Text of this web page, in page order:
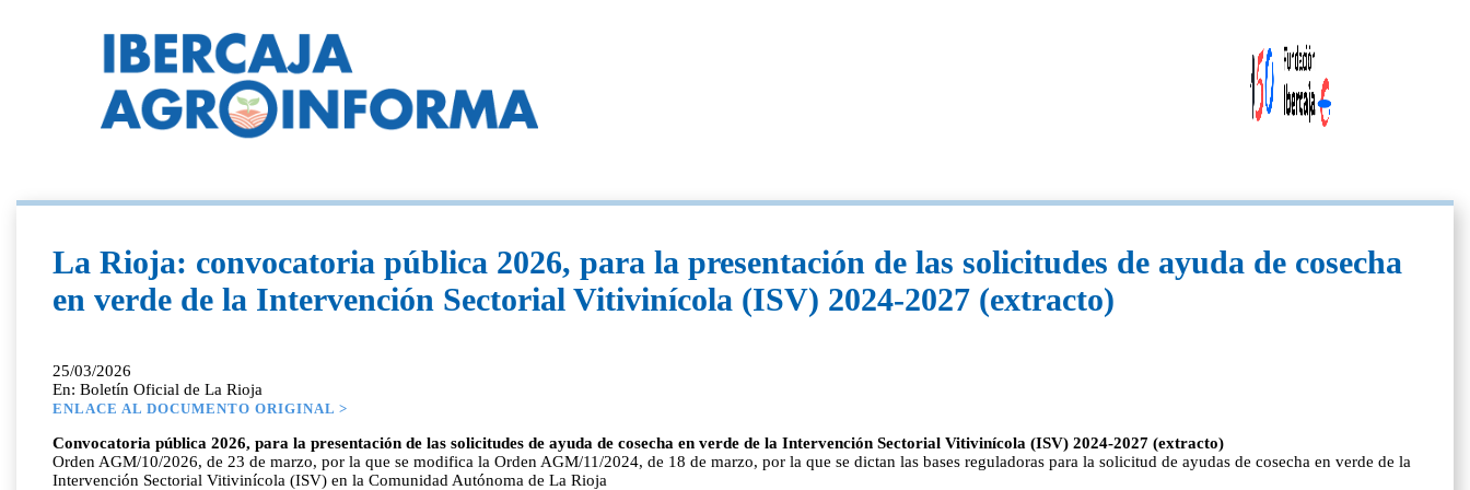
La Rioja: convocatoria pública 2026, para la presentación de las solicitudes de ayuda de cosecha
en verde de la Intervención Sectorial Vitivinícola (ISV) 2024-2027 (extracto)
25/03/2026
En: Boletín Oficial de La Rioja
ENLACE AL DOCUMENTO ORIGINAL >
Convocatoria pública 2026, para la presentación de las solicitudes de ayuda de cosecha en verde de la Intervención Sectorial Vitivinícola (ISV) 2024-2027 (extracto)
Orden AGM/10/2026, de 23 de marzo, por la que se modifica la Orden AGM/11/2024, de 18 de marzo, por la que se dictan las bases reguladoras para la solicitud de ayudas de cosecha en verde de la
Intervención Sectorial Vitivinícola (ISV) en la Comunidad Autónoma de La Rioja